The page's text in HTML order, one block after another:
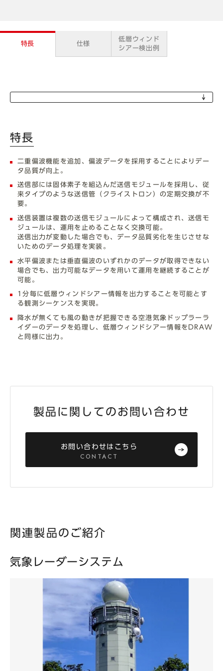
特長 仕様
低層ウィンド
シアー検出例
特長
二重偏波機能を追加、偏波データを採用することによりデー
タ品質が向上。
送信部には固体素子を組込んだ送信モジュールを採用し、従
来タイプのような送信管（クライストロン）の定期交換が不
要。
送信装置は複数の送信モジュールによって構成され、送信モ
ジュールは、運用を止めることなく交換可能。
送信出力が変動した場合でも、データ品質劣化を生じさせな
いためのデータ処理を実装。
水平偏波または垂直偏波のいずれかのデータが取得できない
場合でも、出力可能なデータを用いて運用を継続することが
可能。
1分毎に低層ウィンドシアー情報を出力することを可能とす
る観測シーケンスを実現。
降水が無くても風の動きが把握できる空港気象ドップラーラ
イダーのデータを処理し、低層ウィンドシアー情報をDRAW
と同様に出力。
製品に関してのお問い合わせ
お問い合わせはこちら
CONTACT
関連製品のご紹介
気象レーダーシステム